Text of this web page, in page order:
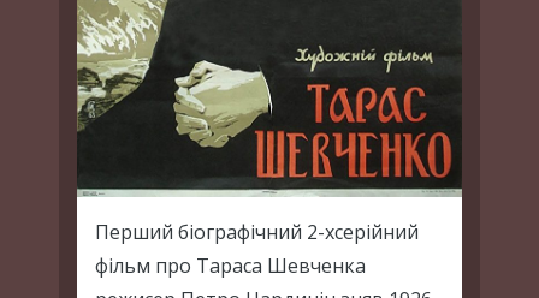
Перший біографічний 2-хсерійний
фільм про Тараса Шевченка